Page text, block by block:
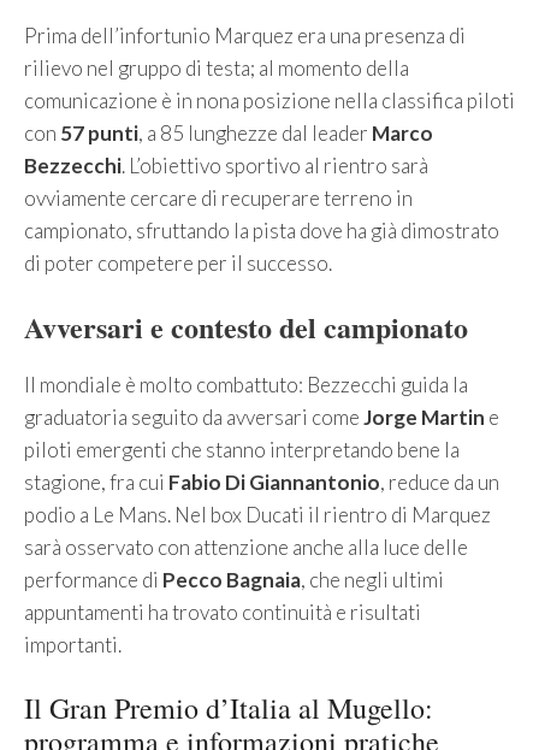
Prima dell’infortunio Marquez era una presenza di
rilievo nel gruppo di testa; al momento della
comunicazione è in nona posizione nella classifica piloti
con 57 punti, a 85 lunghezze dal leader Marco
Bezzecchi. L’obiettivo sportivo al rientro sarà
ovviamente cercare di recuperare terreno in
campionato, sfruttando la pista dove ha già dimostrato
di poter competere per il successo.
Avversari e contesto del campionato
Il mondiale è molto combattuto: Bezzecchi guida la
graduatoria seguito da avversari comeJorge Martin e
piloti emergenti che stanno interpretando bene la
stagione, fra cui Fabio Di Giannantonio, reduce da un
podio a Le Mans. Nel box Ducati il rientro di Marquez
sarà osservato con attenzione anche alla luce delle
performance di Pecco Bagnaia, che negli ultimi
appuntamenti ha trovato continuità e risultati
importanti.
Il Gran Premio d’Italia al Mugello:
programma e informazioni pratiche